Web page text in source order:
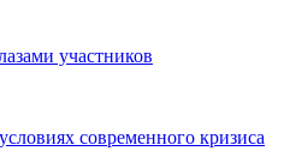
участников
современного кризиса